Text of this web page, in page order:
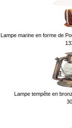
Lampe marine en forme de
Lampe tempête en